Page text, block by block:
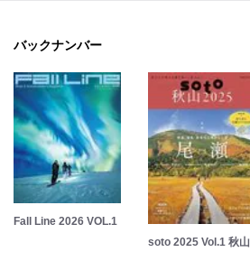
バックナンバー
Fall Line 2026 VOL.1
soto 2025 Vol.1 秋山